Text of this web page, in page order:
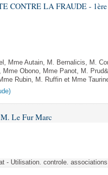
CONTRE LA FRAUDE - 1ère
Mme Autain, M. Bernalicis, M.
Mme Obono, Mme Panot, M.
Rubin, M. Ruffin et Mme
M. Le Fur Marc
- Utilisation. controle.